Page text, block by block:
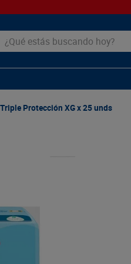
estás buscando hoy?
Protección XG x 25 unds